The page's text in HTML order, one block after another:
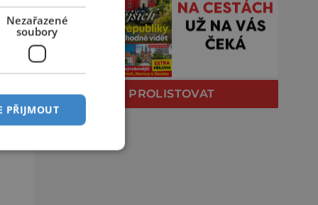
PROLISTOVAT
Nezařazené
soubory
PŘIJMOUT